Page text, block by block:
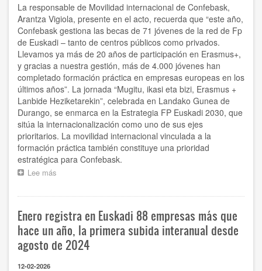
están
viendo
muy
afectados”
La responsable de Movilidad internacional de Confebask,
Arantza Vigiola, presente en el acto, recuerda que “este año,
Confebask gestiona las becas de 71 jóvenes de la red de Fp
de Euskadi – tanto de centros públicos como privados.
Llevamos ya más de 20 años de participación en Erasmus+,
y gracias a nuestra gestión, más de 4.000 jóvenes han
completado formación práctica en empresas europeas en los
últimos años”. La jornada “Mugitu, ikasi eta bizi, Erasmus +
Lanbide Heziketarekin”, celebrada en Landako Gunea de
Durango, se enmarca en la Estrategia FP Euskadi 2030, que
sitúa la internacionalización como uno de sus ejes
prioritarios. La movilidad internacional vinculada a la
formación práctica también constituye una prioridad
estratégica para Confebask.
Lee más
acto
que
ha
reunido
Enero registra en Euskadi 88 empresas más que
hace un año, la primera subida interanual desde
agosto de 2024
12-02-2026